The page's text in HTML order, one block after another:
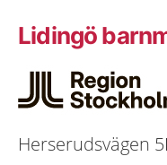
Lidingö
Herserudsvägen